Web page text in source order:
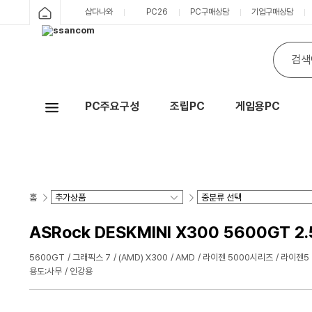
샵다나와 PC26 PC구매상담 기업구매상담
PC주요구성 조립PC 게임용PC
홈
ASRock DESKMINI X300 5600GT
5600GT 그래픽스 7 (AMD) X300 AMD 라이젠 5000시리즈 라이젠5
용도:사무
인강용